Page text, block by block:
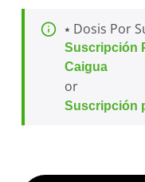
⭑ Dosis Por
Suscripción
Caigua
or
Suscripción